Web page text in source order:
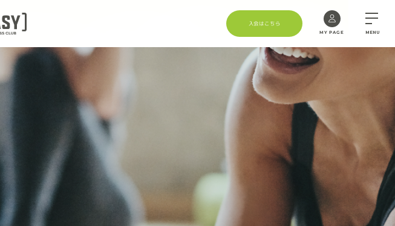
入会はこちら
MY PAGE MENU